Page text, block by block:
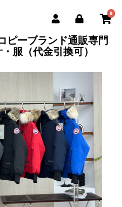
0
ピーブランド通販専門
服（代金引換可）